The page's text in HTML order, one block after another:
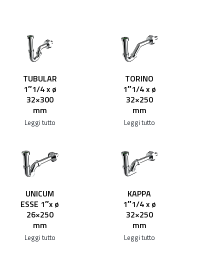
TUBULAR
1″1/4 x ø
32×300
mm
Leggi tutto
TORINO
1″1/4 x ø
32×250
mm
Leggi tutto
UNICUM
ESSE 1″x ø
26×250
mm
Leggi tutto
KAPPA
1″1/4 x ø
32×250
mm
Leggi tutto